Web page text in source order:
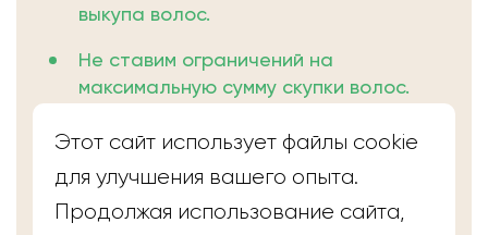
выкупа волос.
Не ставим ограничений на
максимальную сумму скупки волос.
+3000 ₽ к итоговой цене волос, при
заключении сделки в день
обращения.
Этот сайт использует файлы cookie
для улучшения вашего опыта.
Продолжая использование сайта,